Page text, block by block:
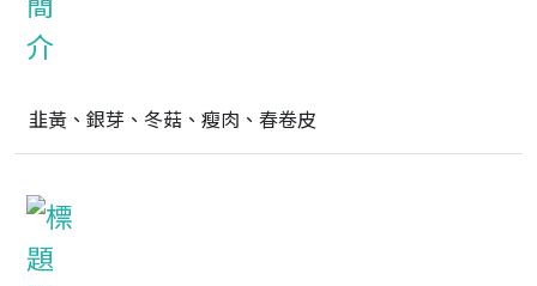
韭黃、銀芽、冬菇、瘦肉、春卷皮